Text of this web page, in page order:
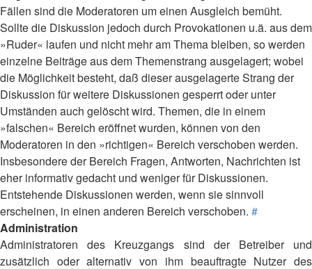
Fällen sind die Moderatoren um einen Ausgleich bemüht.
Sollte die Diskussion jedoch durch Provokationen u.ä. aus dem
»Ruder« laufen und nicht mehr am Thema bleiben, so werden
einzelne Beiträge aus dem Themenstrang ausgelagert; wobei
die Möglichkeit besteht, daß dieser ausgelagerte Strang der
Diskussion für weitere Diskussionen gesperrt oder unter
Umständen auch gelöscht wird. Themen, die in einem
»falschen« Bereich eröffnet wurden, können von den
Moderatoren in den »richtigen« Bereich verschoben werden.
Insbesondere der Bereich Fragen, Antworten, Nachrichten ist
eher informativ gedacht und weniger für Diskussionen.
Entstehende Diskussionen werden, wenn sie sinnvoll
erscheinen, in einen anderen Bereich verschoben. #
Administration
Administratoren des Kreuzgangs sind der Betreiber und
zusätzlich oder alternativ von ihm beauftragte Nutzer des